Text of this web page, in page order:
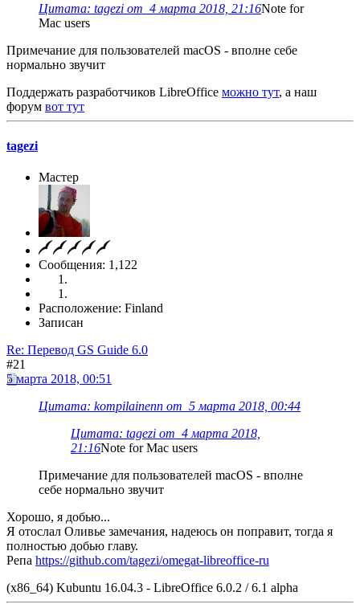
Цитата: tagezi от 4 марта 2018, 21:16Note for
Mac users
Примечание для пользователей macOS - вполне себе
нормально звучит
Поддержать разработчиков LibreOffice можно тут, а наш
форум вот тут
tagezi
Мастер
Сообщения: 1,122
Расположение: Finland
Записан
Re: Перевод GS Guide 6.0
#21
5 марта 2018, 00:51
Цитата: kompilainenn от 5 марта 2018, 00:44
Цитата: tagezi от 4 марта 2018,
21:16Note for Mac users
Примечание для пользователей macOS - вполне
себе нормально звучит
Хорошо, я добью...
Я отослал Оливье замечания, надеюсь он поправит, тогда я
полностью добью главу.
Репа https://github.com/tagezi/omegat-libreoffice-ru
(x86_64) Kubuntu 16.04.3 - LibreOffice 6.0.2 / 6.1 alpha